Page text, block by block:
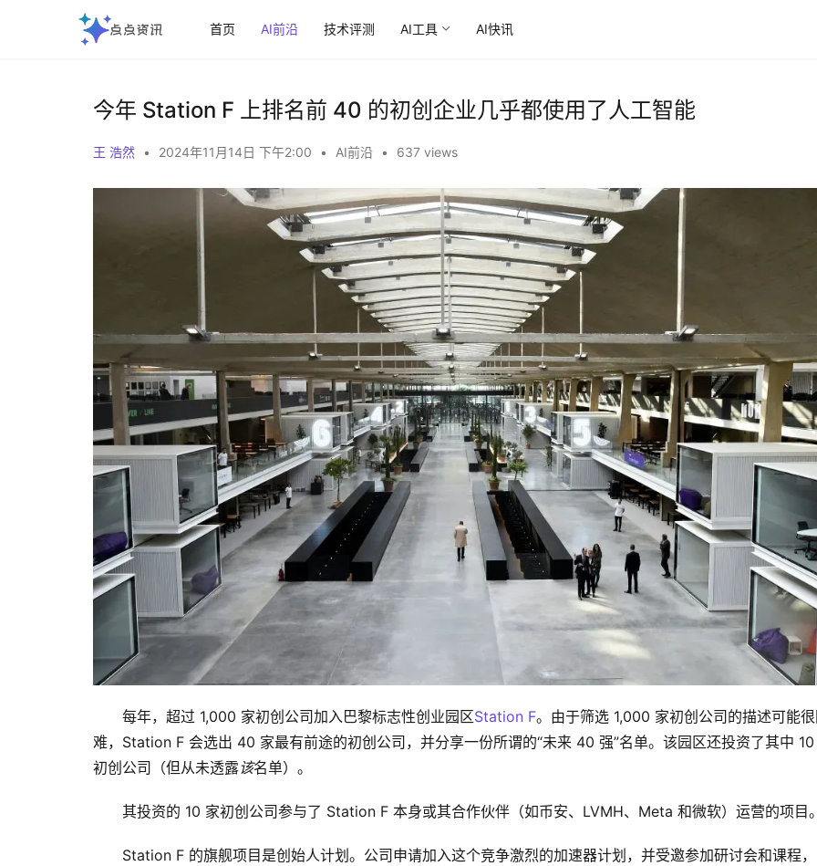
首页 AI前沿 技术评测 AI工具 AI快讯
今年 Station F 上排名前 40 的初创企业几乎都使用了人工智能
王 浩然 • 2024年11月14日 下午2:00 • AI前沿 • 637 views
每年，超过 1,000 家初创公司加入巴黎标志性创业园区Station F。由于筛选 1,000 家初创公司的描述可能很
难，Station F 会选出 40 家最有前途的初创公司，并分享一份所谓的“未来 40 强”名单。该园区还投资了其中 10
初创公司（但从未透露该名单）。
其投资的 10 家初创公司参与了 Station F 本身或其合作伙伴（如币安、LVMH、Meta 和微软）运营的项目。
Station F 的旗舰项目是创始人计划。公司申请加入这个竞争激烈的加速器计划，并受邀参加研讨会和课程